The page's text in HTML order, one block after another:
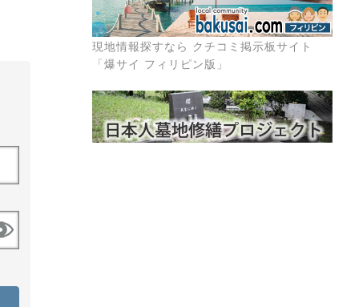
現地情報探すなら クチコミ掲示板サイト
「爆サイ フィリピン版」